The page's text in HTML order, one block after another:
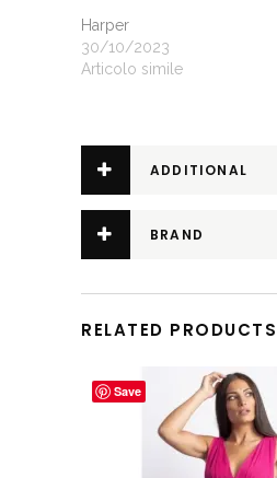
Harper
30/10/2023
Articolo simile
ADDITIONAL
BRAND
RELATED PRODUCTS
Save